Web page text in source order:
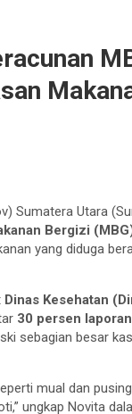
Sumatera Utara
Bergizi
yang diduga
Dinas Kesehatan
30 persen
sebagian besar
mual dan
ungkap Novita